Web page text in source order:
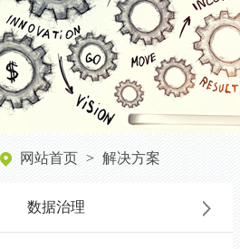
网站首页 > 解决方案
数据治理